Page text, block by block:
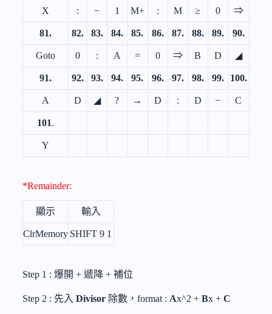
X : − 1 M+ : M ≥ 0 ⇒
81. 82. 83. 84. 85. 86. 87. 88. 89. 90.
Goto 0 : A = 0 ⇒ B D ◢
91. 92. 93. 94. 95. 96. 97. 98. 99. 100.
A D ◢ ? → D : D − C
101.
Y
*Remainder:
顯示 輸入
ClrMemory SHIFT 9 1
Step 1 : 爆開 + 遞降 + 補位
Step 2 : 先入 Divisor除數，format : Ax^2 + Bx + C